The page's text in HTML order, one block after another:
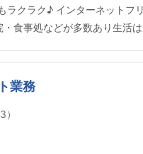
ラクラク♪ インターネット
食事処などが多数あり生
業務